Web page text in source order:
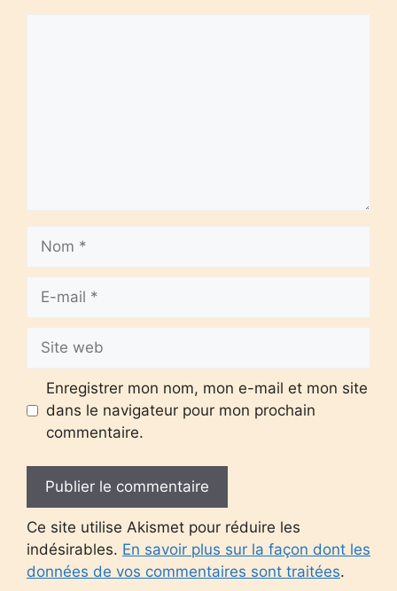
mail
web
Enregistrer mon nom, mon e-mail et mon site
dans le navigateur pour mon prochain
commentaire.
Ce site utilise Akismet pour réduire les
indésirables. En savoir plus sur la façon dont les
données de vos commentaires sont traitées.